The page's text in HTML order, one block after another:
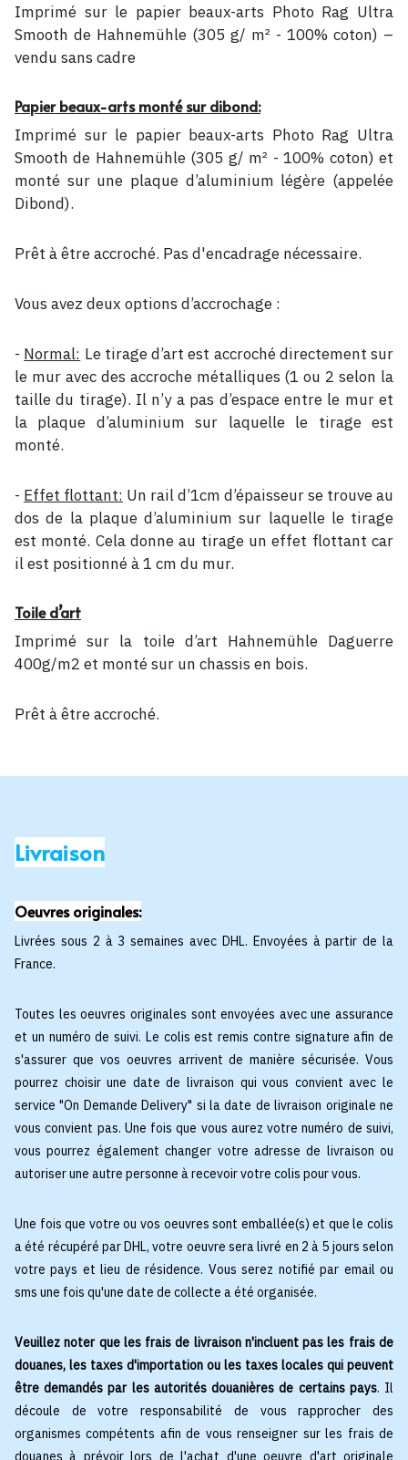
Imprimé sur le papier beaux-arts Photo Rag Ultra
Smooth de Hahnemühle (305 g/ m² - 100% coton) –
vendu sans cadre
Papier beaux-arts monté sur dibond:
Imprimé sur le papier beaux-arts Photo Rag Ultra
Smooth de Hahnemühle (305 g/ m² - 100% coton) et
monté sur une plaque d’aluminium légère (appelée
Dibond).
Prêt à être accroché. Pas d'encadrage nécessaire.
Vous avez deux options d’accrochage :
- Normal: Le tirage d’art est accroché directement sur
le mur avec des accroche métalliques (1 ou 2 selon la
taille du tirage). Il n’y a pas d’espace entre le mur et
la plaque d’aluminium sur laquelle le tirage est
monté.
- Effet flottant: Un rail d’1cm d’épaisseur se trouve au
dos de la plaque d’aluminium sur laquelle le tirage
est monté. Cela donne au tirage un effet flottant car
il est positionné à 1 cm du mur.
Toile d’art
Imprimé sur la toile d’art Hahnemühle Daguerre
400g/m2 et monté sur un chassis en bois.
Prêt à être accroché.
Livraison
Oeuvres originales:
Livrées sous 2 à 3 semaines avec DHL. Envoyées à partir de la
France.
Toutes les oeuvres originales sont envoyées avec une assurance
et un numéro de suivi. Le colis est remis contre signature afin de
s'assurer que vos oeuvres arrivent de manière sécurisée. Vous
pourrez choisir une date de livraison qui vous convient avec le
service "On Demande Delivery" si la date de livraison originale ne
vous convient pas. Une fois que vous aurez votre numéro de suivi,
vous pourrez également changer votre adresse de livraison ou
autoriser une autre personne à recevoir votre colis pour vous.
Une fois que votre ou vos oeuvres sont emballée(s) et que le colis
a été récupéré par DHL, votre oeuvre sera livré en 2 à 5 jours selon
votre pays et lieu de résidence. Vous serez notifié par email ou
sms une fois qu'une date de collecte a été organisée.
Veuillez noter que les frais de livraison n'incluent pas les frais de
douanes, les taxes d'importation ou les taxes locales qui peuvent
être demandés par les autorités douanières de certains pays. Il
découle de votre responsabilité de vous rapprocher des
organismes compétents afin de vous renseigner sur les frais de
douanes à prévoir lors de l'achat d'une oeuvre d'art originale